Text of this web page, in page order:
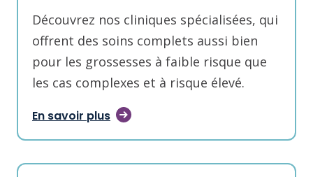
Découvrez nos cliniques spécialisées, qui
offrent des soins complets aussi bien
pour les grossesses à faible risque que
les cas complexes et à risque élevé.
En savoir plus